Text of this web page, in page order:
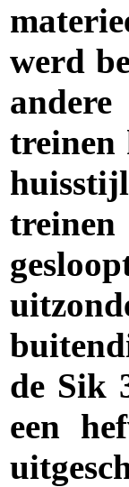
werd
treinen
de Sik
een